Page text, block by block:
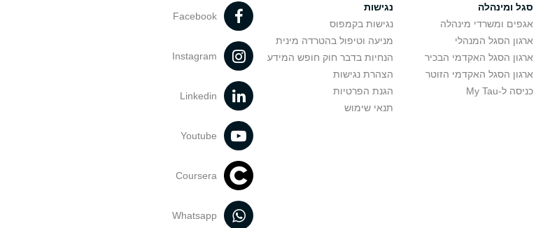
סגל ומינהלה
אגפים ומשרדי מינהלה
ארגון הסגל המנהלי
ארגון הסגל האקדמי הבכיר
ארגון הסגל האקדמי הזוטר
כניסה ל-My Tau
נגישות
נגישות בקמפוס
מניעה וטיפול בהטרדה מינית
הנחיות בדבר חוק חופש המידע
הצהרת נגישות
הגנת הפרטיות
תנאי שימוש
Facebook
Instagram
Linkedin
Youtube
Coursera
Whatsapp